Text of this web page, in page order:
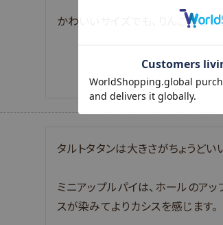
かわいいサイズでも、りんごがしっ
タルトタタンは大きさがちょうどい
ミニアップルパイは、ホールのア
スが染みてよりカシスを感じます。